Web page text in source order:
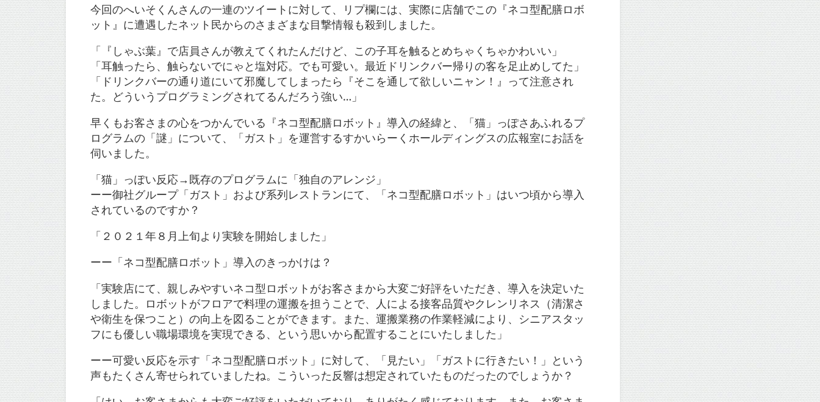
今回のへいそくんさんの一連のツイートに対して、リプ欄には、実際に店舗でこの『ネコ型配膳ロボ
ット』に遭遇したネット民からのさまざまな目撃情報も殺到しました。
「『しゃぶ葉』で店員さんが教えてくれたんだけど、この子耳を触るとめちゃくちゃかわいい」
「耳触ったら、触らないでにゃと塩対応。でも可愛い。最近ドリンクバー帰りの客を足止めしてた」
「ドリンクバーの通り道にいて邪魔してしまったら『そこを通して欲しいニャン！』って注意され
た。どういうプログラミングされてるんだろう強い…」
早くもお客さまの心をつかんでいる『ネコ型配膳ロボット』導入の経緯と、「猫」っぽさあふれるプ
ログラムの「謎」について、「ガスト」を運営するすかいらーくホールディングスの広報室にお話を
伺いました。
「猫」っぽい反応→既存のプログラムに「独自のアレンジ」
ーー御社グループ「ガスト」および系列レストランにて、「ネコ型配膳ロボット」はいつ頃から導入
されているのですか？
「２０２１年８月上旬より実験を開始しました」
ーー「ネコ型配膳ロボット」導入のきっかけは？
「実験店にて、親しみやすいネコ型ロボットがお客さまから大変ご好評をいただき、導入を決定いた
しました。ロボットがフロアで料理の運搬を担うことで、人による接客品質やクレンリネス（清潔さ
や衛生を保つこと）の向上を図ることができます。また、運搬業務の作業軽減により、シニアスタッ
フにも優しい職場環境を実現できる、という思いから配置することにいたしました」
ーー可愛い反応を示す「ネコ型配膳ロボット」に対して、「見たい」「ガストに行きたい！」という
声もたくさん寄せられていましたね。こういった反響は想定されていたものだったのでしょうか？